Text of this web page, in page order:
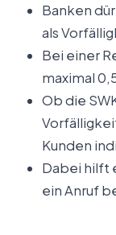
Banken
als
Bei einer
maximal
Ob die
Kunden
Dabei hilft
ein Anruf